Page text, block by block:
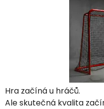
Hra začíná u hráčů.
Ale skutečná kvalita